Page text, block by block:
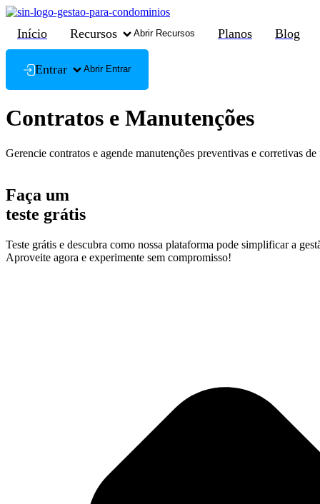
Ir
conteúdo
Início Recursos Abrir Recursos Planos Blog
Entrar Abrir Entrar
Contratos e Manutenções
Gerencie contratos e agende manutenções preventivas e corretivas
Faça um
teste grátis
Teste grátis e descubra como nossa plataforma pode simplificar a
Aproveite agora e experimente sem compromisso!